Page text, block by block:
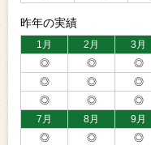
昨年の実績
1月 2月 3月
◎
◎ ◎
◎
◎ ◎
◎
◎ ◎
7月
8月 9月
◎
◎ ◎